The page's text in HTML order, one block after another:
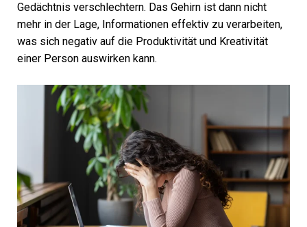
Gedächtnis verschlechtern. Das Gehirn ist dann nicht
mehr in der Lage, Informationen effektiv zu verarbeiten,
was sich negativ auf die Produktivität und Kreativität
einer Person auswirken kann.